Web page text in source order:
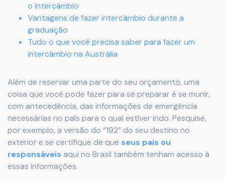
o intercâmbio
Vantagens de fazer intercâmbio durante a
graduação
Tudo o que você precisa saber para fazer um
intercâmbio na Austrália
Além de reservar uma parte do seu orçamento, uma
coisa que você pode fazer para se preparar é se munir,
com antecedência, das informações de emergência
necessárias no país para o qual estiver indo. Pesquise,
por exemplo, a versão do “192” do seu destino no
exterior e se certifique de que seus pais ou
responsáveis aqui no Brasil também tenham acesso à
essas informações.